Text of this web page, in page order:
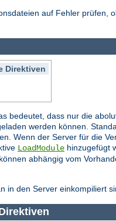
auf Fehler prüfen,
Direktiven
bedeutet, dass nur die
werden können.
Wenn der Server für die
LoadModule hinzugefügt
abhängig vom
in den Server einkompiliert